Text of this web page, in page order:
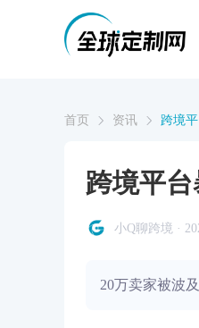
首页 资讯 跨境
跨境平
小Q聊跨境 ·
20万卖家被波及